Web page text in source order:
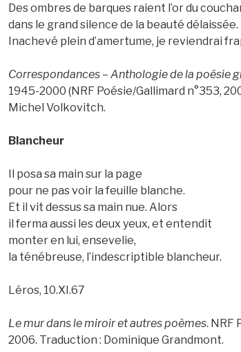
Des ombres de barques raient l’or du
dans le grand silence de la beauté délaissée.
Inachevé plein d’amertume, je reviendrai
Correspondances – Anthologie de la poésie
1945-2000 (NRF Poésie/Gallimard n°353,
Michel Volkovitch.
Blancheur
Il posa sa main sur la page
pour ne pas voir la feuille blanche.
Et il vit dessus sa main nue. Alors
il ferma aussi les deux yeux, et entendit
monter en lui, ensevelie,
la ténébreuse, l’indescriptible blancheur.
Léros, 10.XI.67
Le mur dans le miroir et autres poèmes. NRF
2006. Traduction : Dominique Grandmont.